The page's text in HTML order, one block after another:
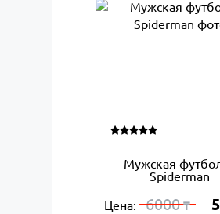
Мужская
Spiderman
Цена: 6000₸